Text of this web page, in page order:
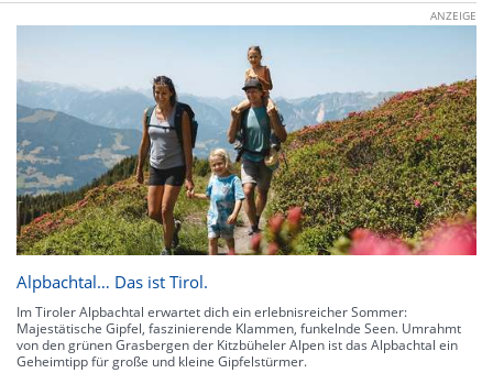
ANZEIGE
Alpbachtal… Das ist Tirol.
Im Tiroler Alpbachtal erwartet dich ein erlebnisreicher Sommer:
Majestätische Gipfel, faszinierende Klammen, funkelnde Seen. Umrahmt
von den grünen Grasbergen der Kitzbüheler Alpen ist das Alpbachtal ein
Geheimtipp für große und kleine Gipfelstürmer.